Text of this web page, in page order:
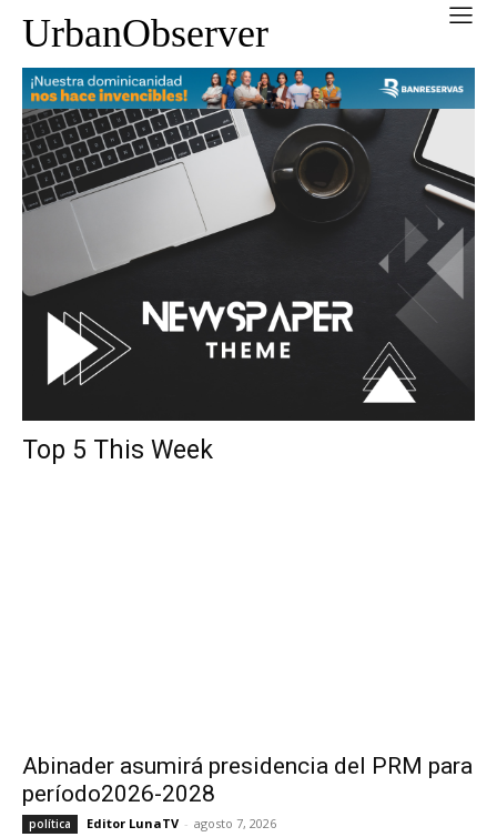
UrbanObserver
Top 5 This Week
Abinader asumirá presidencia del PRM para
período2026-2028
política Editor LunaTV - agosto 7, 2026